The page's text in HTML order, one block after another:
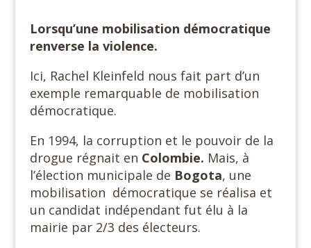
Lorsqu’une mobilisation démocratique
renverse la violence.
Ici, Rachel Kleinfeld nous fait part d’un
exemple remarquable de mobilisation
démocratique.
En 1994, la corruption et le pouvoir de la
drogue régnait en Colombie. Mais, à
l’élection municipale de Bogota, une
mobilisation démocratique se réalisa et
un candidat indépendant fut élu à la
mairie par 2/3 des électeurs.